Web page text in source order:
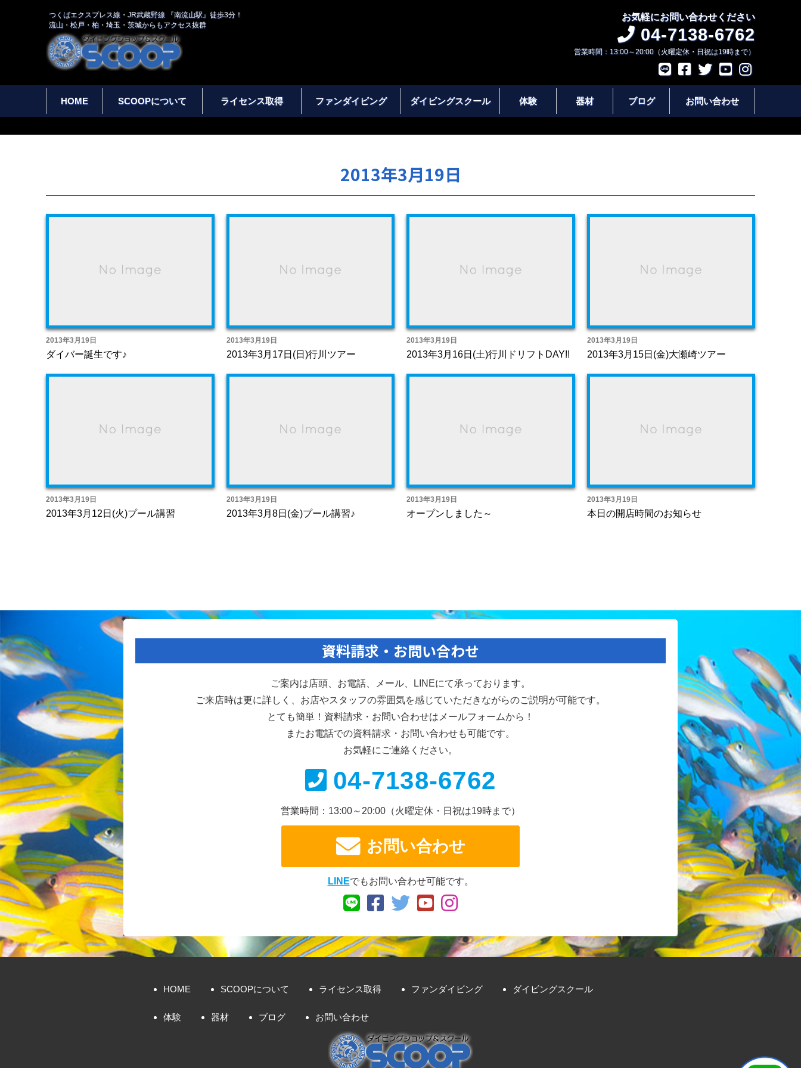
つくばエクスプレス線・JR武蔵野線 『南流山駅』徒歩3分！
流山・松戸・柏・埼玉・茨城からもアクセス抜群
お気軽にお問い合わせください
04-7138-6762
営業時間：13:00～20:00（火曜定休・日祝は19時まで）
HOME SCOOPについて ライセンス取得 ファンダイビング ダイビングスクール 体験 器材 ブログ お問い合わせ
2013年3月19日
2013年3月19日
ダイバー誕生です♪
2013年3月19日
2013年3月17日(日)行川ツアー
2013年3月19日
2013年3月16日(土)行川ドリフトDAY!!
2013年3月19日
2013年3月15日(金)大瀬崎ツアー
2013年3月19日
2013年3月12日(火)プール講習
2013年3月19日
2013年3月8日(金)プール講習♪
2013年3月19日
オープンしました～
2013年3月19日
本日の開店時間のお知らせ
資料請求・お問い合わせ
ご案内は店頭、お電話、メール、
LINEにて承っております。
ご来店時は更に詳しく、お店やスタッフの雰囲気を感じていただきながらのご説明が可能です。
とても簡単！資料請求・お問い合わせは メールフォームから！
またお電話での資料請求・ お問い合わせも可能です。
お気軽にご連絡ください。
04-7138-6762
営業時間：13:00～20:00 （火曜定休・日祝は19時まで）
お問い合わせ
LINEでもお問い合わせ可能です。
HOME SCOOPについて ライセンス取得 ファンダイビング ダイビングスクール
体験 器材 ブログ お問い合わせ